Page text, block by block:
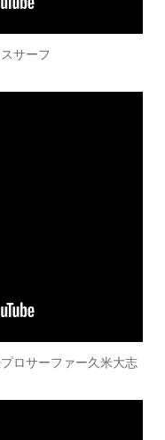
サーフ
ロサーファー久米大志